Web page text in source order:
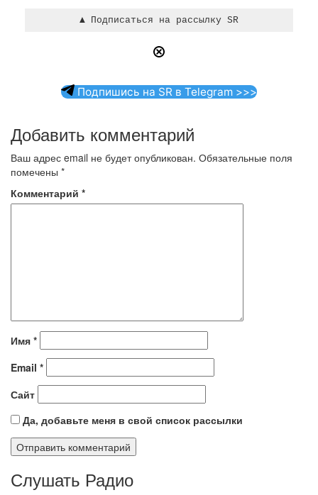
Подпишись на SR в Telegram >>>
Добавить комментарий
Ваш адрес email не будет опубликован. Обязательные поля
помечены *
Комментарий *
Имя *
Email *
Сайт
Да, добавьте меня в свой список рассылки
Слушать Радио